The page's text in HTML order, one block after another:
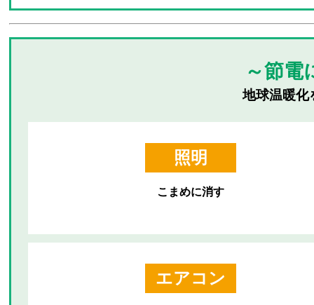
～節
地球温暖化
照明
こまめに消す
エアコン